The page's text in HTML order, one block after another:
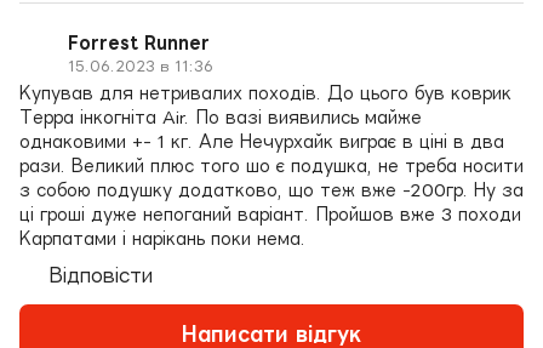
Forrest Runner
15.06.2023 в 11:36
Купував для нетривалих походів. До цього був коврик
Терра інкогніта Air. По вазі виявились майже
однаковими +- 1 кг. Але Нечурхайк виграє в ціні в два
рази. Великий плюс того шо є подушка, не треба носити
з собою подушку додатково, що теж вже -200гр. Ну за
ці гроші дуже непоганий варіант. Пройшов вже 3 походи
Карпатами і нарікань поки нема.
Відповісти
Написати відгук